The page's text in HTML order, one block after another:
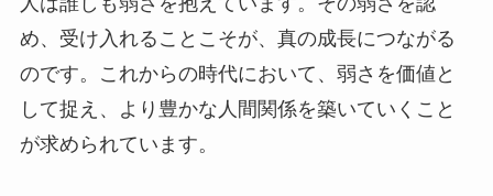
め、受け入れることこそが、真の成長につながる
のです。これからの時代において、弱さを価値と
して捉え、より豊かな人間関係を築いていくこと
が求められています。